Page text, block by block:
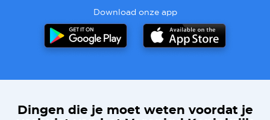
Download onze app
Dingen die je moet weten voordat je